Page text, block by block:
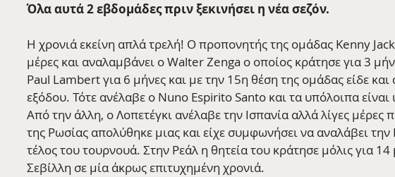
Όλα αυτά 2 εβδομάδες πριν ξεκινήσει η νέα σεζόν.
Η χρονιά εκείνη απλά τρελή! Ο προπονητής της ομάδας Kenny
μέρες και αναλαμβάνει ο Walter Zenga ο οποίος κράτησε για 3
Paul Lambert για 6 μήνες και με την 15η θέση της ομάδας είδε
εξόδου. Τότε ανέλαβε ο Nuno Espirito Santo και τα υπόλοιπα είναι
Από την άλλη, ο Λοπετέγκι ανέλαβε την Ισπανία αλλά λίγες μέρες
της Ρωσίας απολύθηκε μιας και είχε συμφωνήσει να αναλάβει
τέλος του τουρνουά. Στην Ρεάλ η θητεία του κράτησε μόλις για
Σεβίλλη σε μία άκρως επιτυχημένη χρονιά.